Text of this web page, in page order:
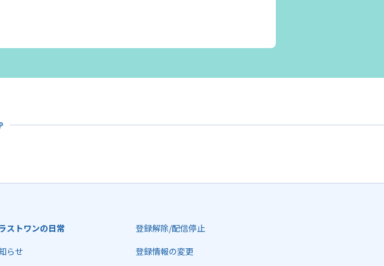
ストワンの日常
らせ
登録解除/配信停止
登録情報の変更